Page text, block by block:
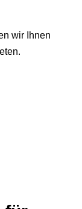
wir Ihnen